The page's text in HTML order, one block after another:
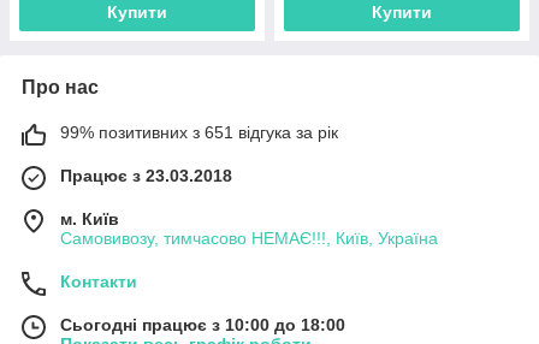
Купити Купити
Про нас
99% позитивних з 651 відгука за рік
Працює з 23.03.2018
м. Київ
Самовивозу, тимчасово НЕМАЄ!!!, Київ, Україна
Контакти
Сьогодні працює з 10:00 до 18:00